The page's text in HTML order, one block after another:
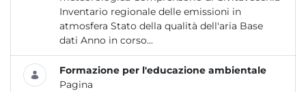
Inventario regionale delle emissioni in
atmosfera Stato della qualità dell'aria Base
dati Anno in corso...
Formazione per l'educazione ambientale
Pagina